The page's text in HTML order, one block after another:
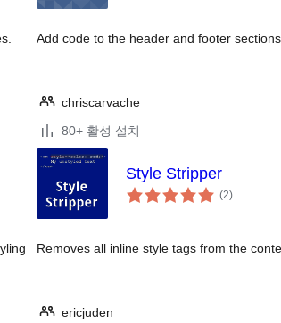
Add code to the header and footer
chriscarvache
80+ 활성 설치
Style Stripper
(2전
체)
Removes all inline style tags from the
ericjuden